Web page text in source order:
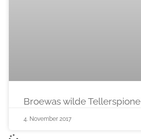
Broewas wilde Tellerspione
4. November 2017